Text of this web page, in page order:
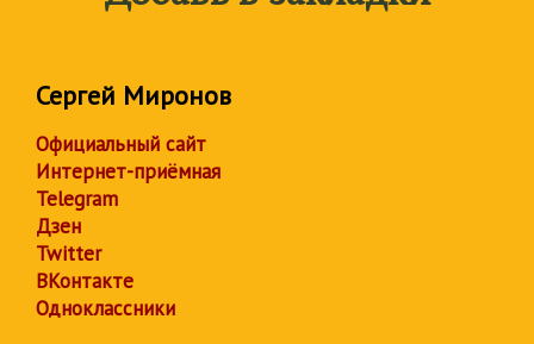
Сергей Миронов
Официальный сайт
Интернет-приёмная
Telegram
Дзен
Twitter
ВКонтакте
Одноклассники